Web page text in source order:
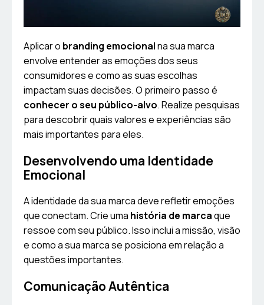
Aplicar o branding emocionalna sua marca
envolve entender as emoções dos seus
consumidores e como as suas escolhas
impactam suas decisões. O primeiro passo é
conhecer o seu público-alvo. Realize pesquisas
para descobrir quais valores e experiências são
mais importantes para eles.
Desenvolvendo uma Identidade
Emocional
A identidade da sua marca deve refletir emoções
que conectam. Crie uma história de marcaque
ressoe com seu público. Isso inclui a missão, visão
e como a sua marca se posiciona em relação a
questões importantes.
Comunicação Autêntica